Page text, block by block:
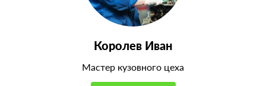
Королев Иван
Мастер кузовного цеха